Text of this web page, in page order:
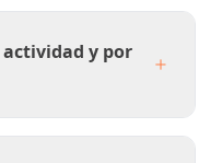
actividad y por